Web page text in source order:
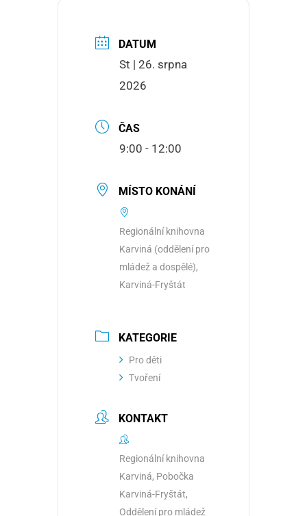
DATUM
St | 26. srpna
2026
ČAS
9:00 - 12:00
MÍSTO KONÁNÍ
Regionální knihovna
Karviná (oddělení pro
mládež a dospělé),
Karviná-Fryštát
KATEGORIE
Pro děti
Tvoření
KONTAKT
Regionální knihovna
Karviná, Pobočka
Karviná-Fryštát,
Oddělení pro mládež